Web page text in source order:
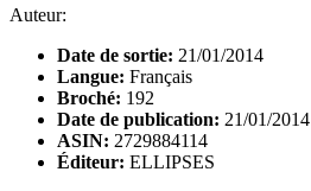
Auteur:
Date de sortie: 21/01/2014
Langue: Français
Broché: 192
Date de publication: 21/01/2014
ASIN: 2729884114
Éditeur: ELLIPSES